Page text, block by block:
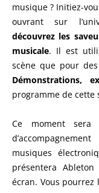
musique ? Initiez-
ouvrant sur
découvrez les
musicale. Il est
scène que pour
Démonstrations,
programme de cette
Ce moment sera
musiques
présentera
écran. Vous